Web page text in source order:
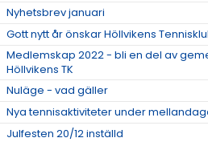
Nyhetsbrev januari
Gott nytt år önskar Höllvikens
Medlemskap 2022 - bli en del av
Höllvikens TK
Nuläge - vad gäller
Nya tennisaktiviteter under
Julfesten 20/12 inställd